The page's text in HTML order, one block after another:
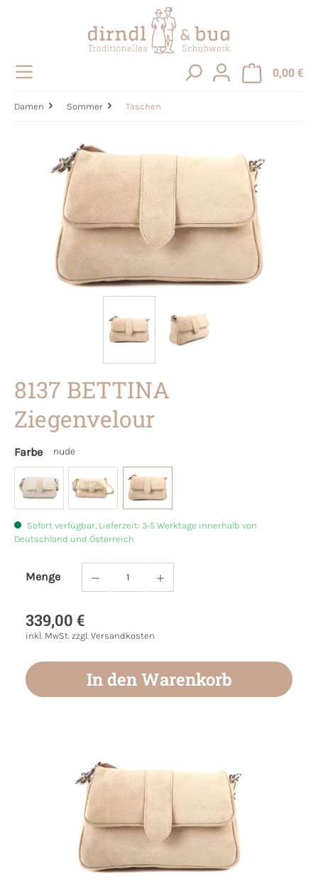
0,00 €
Damen Sommer Taschen
Bildergalerie überspringen
8137 BETTINA
Ziegenvelour
Farbe nude
Sofort verfügbar, Lieferzeit: 3-5 Werktage innerhalb von
Deutschland und Österreich
Menge
Produkt Anzahl: Gib den gewünschten
339,00 €
inkl. MwSt. zzgl. Versandkosten
In den Warenkorb